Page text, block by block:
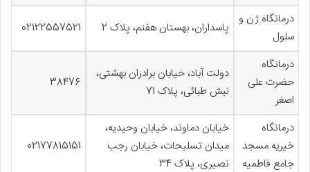
درمانگاه ژن و
سلول
پاسداران، بهستان هفتم، پلاک 2 02122557521
درمانگاه
حضرت علی
اصغر
دولت آباد، خیابان برادران بهشتی،
نبش طبائی، پلاک 71
38476
درمانگاه
خیریه مسجد
جامع فاطمیه
خیابان دماوند، خیابان وحیدیه،
میدان تسلیحات، خیابان رجب
نصیری، پلاک 34
02177815151